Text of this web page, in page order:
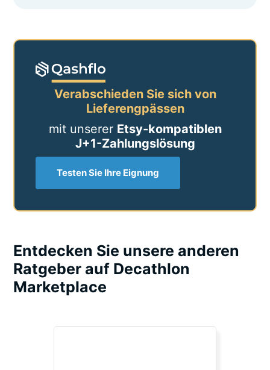
Verabschieden Sie sich von
Lieferengpässen
mit unserer Etsy-kompatiblen
J+1-Zahlungslösung
Testen Sie Ihre Eignung
Entdecken Sie unsere anderen
Ratgeber auf Decathlon
Marketplace